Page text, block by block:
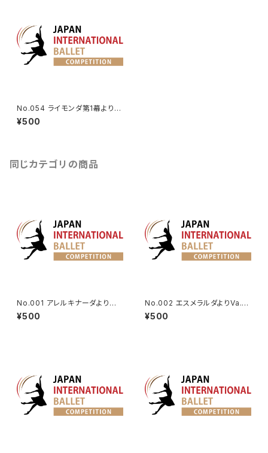
No.054 ライモンダ第1幕より女
性Va.
¥500
同じカテゴリの商品
No.001 アレルキナーダよりコ
ロンビーヌのVa. | Harlequina
de Variation
¥500
No.002 エスメラルダよりVa.(タ
ンバリン)
¥500